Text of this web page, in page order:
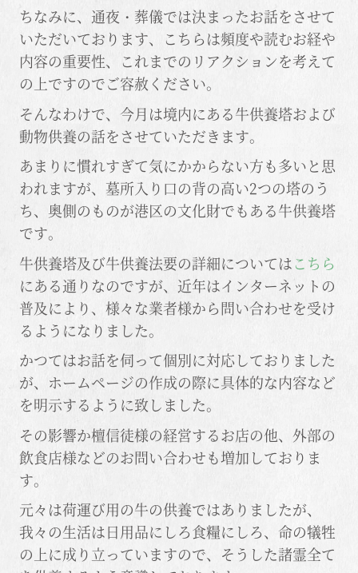
ちなみに、通夜・葬儀では決まったお話をさせて
いただいております、こちらは頻度や読むお経や
内容の重要性、これまでのリアクションを考えて
の上ですのでご容赦ください。
そんなわけで、今月は境内にある牛供養塔および
動物供養の話をさせていただきます。
あまりに慣れすぎて気にかからない方も多いと思
われますが、墓所入り口の背の高い2つの塔のう
ち、奥側のものが港区の文化財でもある牛供養塔
です。
牛供養塔及び牛供養法要の詳細についてはこちら
にある通りなのですが、近年はインターネットの
普及により、様々な業者様から問い合わせを受け
るようになりました。
かつてはお話を伺って個別に対応しておりました
が、ホームページの作成の際に具体的な内容など
を明示するように致しました。
その影響か檀信徒様の経営するお店の他、外部の
飲食店様などのお問い合わせも増加しておりま
す。
元々は荷運び用の牛の供養ではありましたが、
我々の生活は日用品にしろ食糧にしろ、命の犠牲
の上に成り立っていますので、そうした諸霊全て